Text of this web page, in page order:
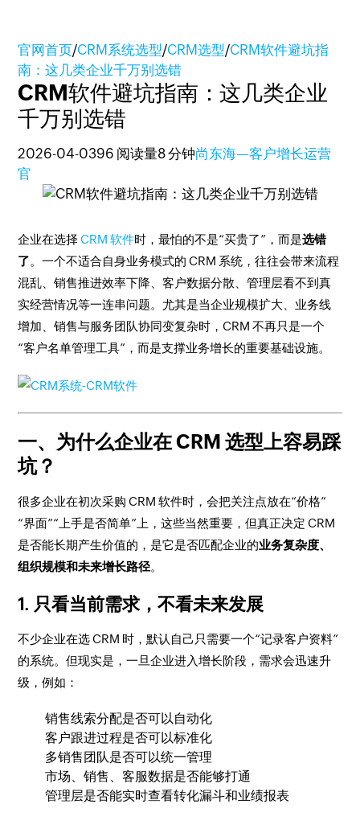
官网首页/CRM系统选型/CRM选型/CRM软件避坑指
南：这几类企业千万别选错
CRM软件避坑指南：这几类企业
千万别选错
2026-04-0396 阅读量8 分钟尚东海—客户增长运营
官
企业在选择 CRM 软件时，最怕的不是“买贵了”，而是选错
了。一个不适合自身业务模式的 CRM 系统，往往会带来流程
混乱、销售推进效率下降、客户数据分散、管理层看不到真
实经营情况等一连串问题。尤其是当企业规模扩大、业务线
增加、销售与服务团队协同变复杂时，CRM 不再只是一个
“客户名单管理工具”，而是支撑业务增长的重要基础设施。
一、为什么企业在 CRM 选型上容易踩
坑？
很多企业在初次采购 CRM 软件时，会把关注点放在“价格”
“界面”“上手是否简单”上，这些当然重要，但真正决定 CRM
是否能长期产生价值的，是它是否匹配企业的业务复杂度、
组织规模和未来增长路径。
1. 只看当前需求，不看未来发展
不少企业在选 CRM 时，默认自己只需要一个“记录客户资料”
的系统。但现实是，一旦企业进入增长阶段，需求会迅速升
级，例如：
销售线索分配是否可以自动化
客户跟进过程是否可以标准化
多销售团队是否可以统一管理
市场、销售、客服数据是否能够打通
管理层是否能实时查看转化漏斗和业绩报表